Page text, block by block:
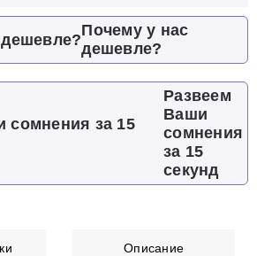
Почему у нас
дешевле?
Развеем
Ваши
сомнения
за 15
секунд
Описание